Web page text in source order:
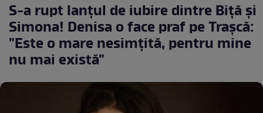
S-a rupt lanţul de iubire dintre Biţă şi
Simona! Denisa o face praf pe Traşcă:
"Este o mare nesimţită, pentru mine
nu mai există"